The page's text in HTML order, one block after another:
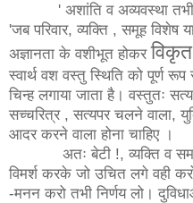
' अशांति व अव्यवस्था तभी
'जब परिवार, व्यक्ति , समूह विशेष
अज्ञानता के वशीभूत होकरविकृत
स्वार्थ वश वस्तु स्थिति को पूर्ण
चिन्ह लगाया जाता है। वस्तुतः
सच्चरित्र , सत्यपर चलने वाला,
आदर करने वाला होना चाहिए ।
अतः बेटी !, व्यक्ति व
विमर्श करके जो उचित लगे वही
-मनन करो तभी निर्णय लो ।